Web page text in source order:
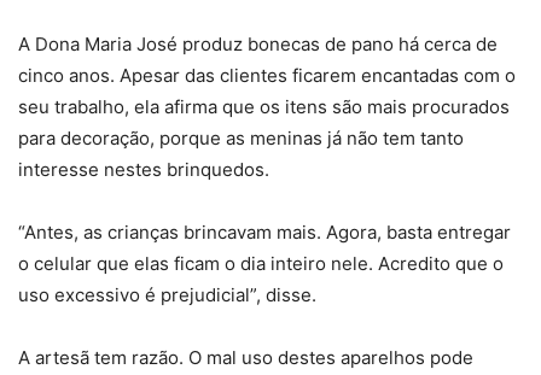
A Dona Maria José produz bonecas de pano há cerca de
cinco anos. Apesar das clientes ficarem encantadas com o
seu trabalho, ela afirma que os itens são mais procurados
para decoração, porque as meninas já não tem tanto
interesse nestes brinquedos.
“Antes, as crianças brincavam mais. Agora, basta entregar
o celular que elas ficam o dia inteiro nele. Acredito que o
uso excessivo é prejudicial”, disse.
A artesã tem razão. O mal uso destes aparelhos pode